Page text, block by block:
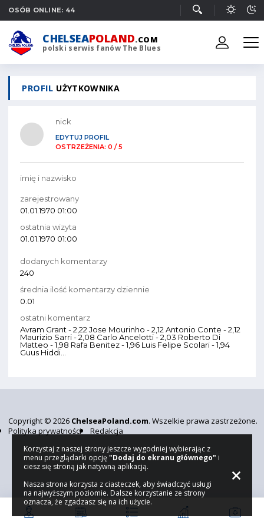
OSÓB ONLINE: 44
CHELSEAPOLAND.COM
polski serwis fanów The Blues
PROFIL UŻYTKOWNIKA
nick
OSTRZEŻENIA: 0 / 5
EDYTUJ PROFIL
imię i nazwisko
zarejestrowany
01.01.1970 01:00
ostatnia wizyta
01.01.1970 01:00
dodanych komentarzy
240
średnia ilość komentarzy dziennie
0.01
ostatni komentarz
Avram Grant - 2,22 Jose Mourinho - 2,12 Antonio Conte - 2,12
Maurizio Sarri - 2,08 Carlo Ancelotti - 2,03 Roberto Di
Matteo - 1,98 Rafa Benitez - 1,96 Luis Felipe Scolari - 1,94
Guus Hiddi...
Copyright © 2026 ChelseaPoland.com. Wszelkie prawa zastrzeżone.
Polityka prywatności
Redakcja
Korzystaj z naszej strony jeszcze wygodniej wybierając z
menu przeglądarki opcję "Dodaj do ekranu głównego" i
ciesz się stroną jak natywną aplikacją.
Nasza strona korzysta z ciasteczek, aby świadczyć usługi
na najwyższym poziomie. Dalsze korzystanie ze strony
oznacza, że zgadzasz się na ich użycie.